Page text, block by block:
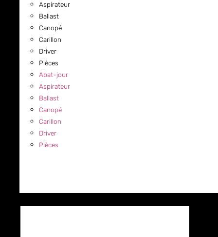
Aspirateur
Ballast
Canopé
Carillon
Driver
Pièces
Abat-jour
Aspirateur
Ballast
Canopé
Carillon
Driver
Pièces